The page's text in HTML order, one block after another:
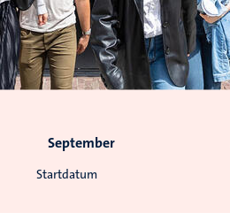
Startdatum
September